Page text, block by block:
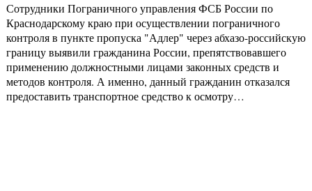
Сотрудники Пограничного управления ФСБ России по
Краснодарскому краю при осуществлении пограничного
контроля в пункте пропуска "Адлер" через абхазо-российскую
границу выявили гражданина России, препятствовавшего
применению должностными лицами законных средств и
методов контроля. А именно, данный гражданин отказался
предоставить транспортное средство к осмотру…